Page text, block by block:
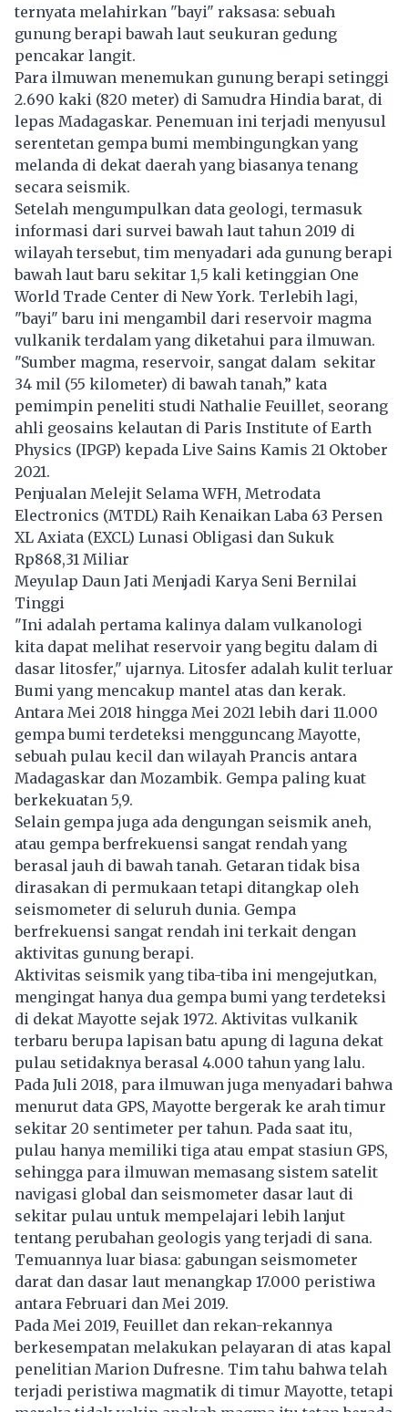
ternyata melahirkan "bayi" raksasa: sebuah
gunung berapi bawah laut seukuran gedung
pencakar langit.
Para ilmuwan menemukan gunung berapi setinggi
2.690 kaki (820 meter) di Samudra Hindia barat, di
lepas Madagaskar. Penemuan ini terjadi menyusul
serentetan gempa bumi membingungkan yang
melanda di dekat daerah yang biasanya tenang
secara seismik.
Setelah mengumpulkan data geologi, termasuk
informasi dari survei bawah laut tahun 2019 di
wilayah tersebut, tim menyadari ada gunung berapi
bawah laut baru sekitar 1,5 kali ketinggian One
World Trade Center di New York. Terlebih lagi,
"bayi" baru ini mengambil dari reservoir magma
vulkanik terdalam yang diketahui para ilmuwan.
"Sumber magma, reservoir, sangat dalam sekitar
34 mil (55 kilometer) di bawah tanah,” kata
pemimpin peneliti studi Nathalie Feuillet, seorang
ahli geosains kelautan di Paris Institute of Earth
Physics (IPGP) kepada Live Sains Kamis 21 Oktober
2021.
Penjualan Melejit Selama WFH, Metrodata
Electronics (MTDL) Raih Kenaikan Laba 63 Persen
XL Axiata (EXCL) Lunasi Obligasi dan Sukuk
Rp868,31 Miliar
Meyulap Daun Jati Menjadi Karya Seni Bernilai
Tinggi
"Ini adalah pertama kalinya dalam vulkanologi
kita dapat melihat reservoir yang begitu dalam di
dasar litosfer," ujarnya. Litosfer adalah kulit terluar
Bumi yang mencakup mantel atas dan kerak.
Antara Mei 2018 hingga Mei 2021 lebih dari 11.000
gempa bumi terdeteksi mengguncang Mayotte,
sebuah pulau kecil dan wilayah Prancis antara
Madagaskar dan Mozambik. Gempa paling kuat
berkekuatan 5,9.
Selain gempa juga ada dengungan seismik aneh,
atau gempa berfrekuensi sangat rendah yang
berasal jauh di bawah tanah. Getaran tidak bisa
dirasakan di permukaan tetapi ditangkap oleh
seismometer di seluruh dunia. Gempa
berfrekuensi sangat rendah ini terkait dengan
aktivitas gunung berapi.
Aktivitas seismik yang tiba-tiba ini mengejutkan,
mengingat hanya dua gempa bumi yang terdeteksi
di dekat Mayotte sejak 1972. Aktivitas vulkanik
terbaru berupa lapisan batu apung di laguna dekat
pulau setidaknya berasal 4.000 tahun yang lalu.
Pada Juli 2018, para ilmuwan juga menyadari bahwa
menurut data GPS, Mayotte bergerak ke arah timur
sekitar 20 sentimeter per tahun. Pada saat itu,
pulau hanya memiliki tiga atau empat stasiun GPS,
sehingga para ilmuwan memasang sistem satelit
navigasi global dan seismometer dasar laut di
sekitar pulau untuk mempelajari lebih lanjut
tentang perubahan geologis yang terjadi di sana.
Temuannya luar biasa: gabungan seismometer
darat dan dasar laut menangkap 17.000 peristiwa
antara Februari dan Mei 2019.
Pada Mei 2019, Feuillet dan rekan-rekannya
berkesempatan melakukan pelayaran di atas kapal
penelitian Marion Dufresne. Tim tahu bahwa telah
terjadi peristiwa magmatik di timur Mayotte, tetapi